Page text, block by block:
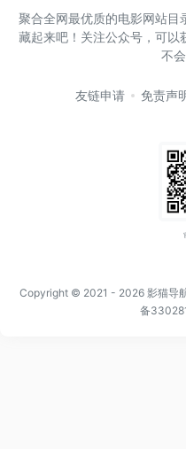
聚合全网最优质的电影网站目
藏起来吧！关注公众号，可以
不
友链申请 免责声
Copyright © 2021 - 2026 影猫导
备